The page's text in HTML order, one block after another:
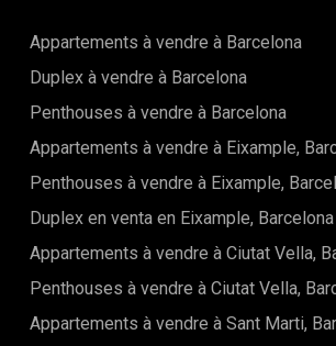
Appartements à vendre à Barcelona
Duplex à vendre à Barcelona
Penthouses à vendre à Barcelona
Appartements à vendre à Eixample,
Penthouses à vendre à Eixample,
Duplex en venta en Eixample, Barcelona
Appartements à vendre à Ciutat Vella,
Penthouses à vendre à Ciutat Vella,
Appartements à vendre à Sant Marti,